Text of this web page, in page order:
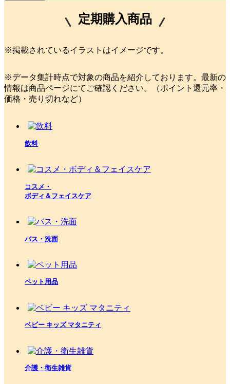
定期購入商品
※掲載されているイラストはイメージです。
※データ集計時点で対象の商品を紹介しております。最新の
情報は商品ページにてご確認ください。（ポイント還元率・
価格・売り切れなど）
飲料
コスメ・
ボディ＆フェイスケア
バス・洗面
ペット用品
ベビー キッズ マタニティ
介護・衛生雑貨